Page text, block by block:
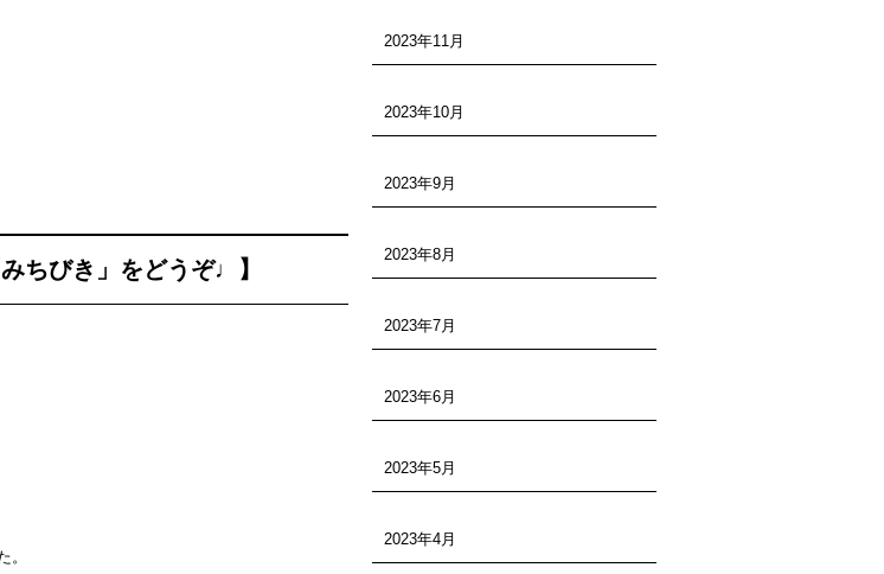
ちびき」をどうぞ♩】
。
2023年11月
2023年10月
2023年9月
2023年8月
2023年7月
2023年6月
2023年5月
2023年4月